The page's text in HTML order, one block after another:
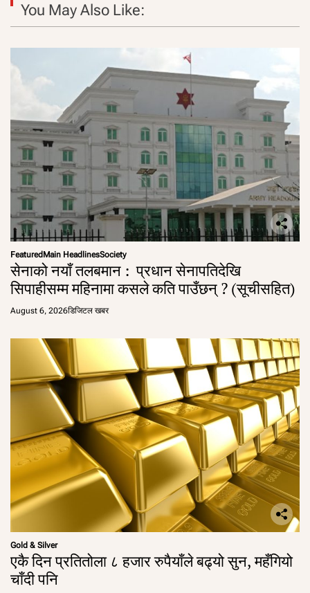
You May Also Like:
FeaturedMain HeadlinesSociety
सेनाको नयाँ तलबमान : प्रधान सेनापतिदेखि
सिपाहीसम्म महिनामा कसले कति पाउँछन् ? (सूचीसहित)
August 6, 2026डिजिटल खबर
Gold & Silver
एकै दिन प्रतितोला ८ हजार रुपैयाँले बढ्यो सुन, महँगियो
चाँदी पनि